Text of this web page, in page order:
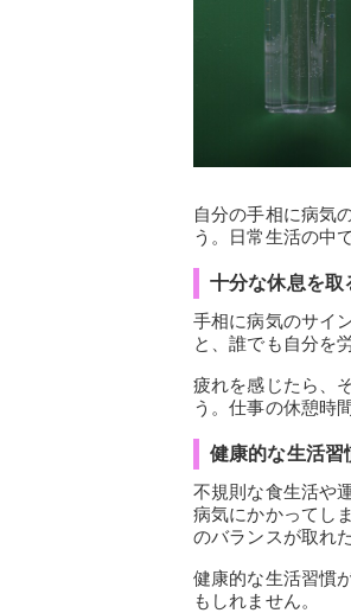
自分の手相に病気
う。日常生活の中
十分な休息を取
手相に病気のサイ
と、誰でも自分を
疲れを感じたら、
う。仕事の休憩時
健康的な生活習
不規則な食生活や
病気にかかってし
のバランスが取れ
健康的な生活習慣
もしれません。